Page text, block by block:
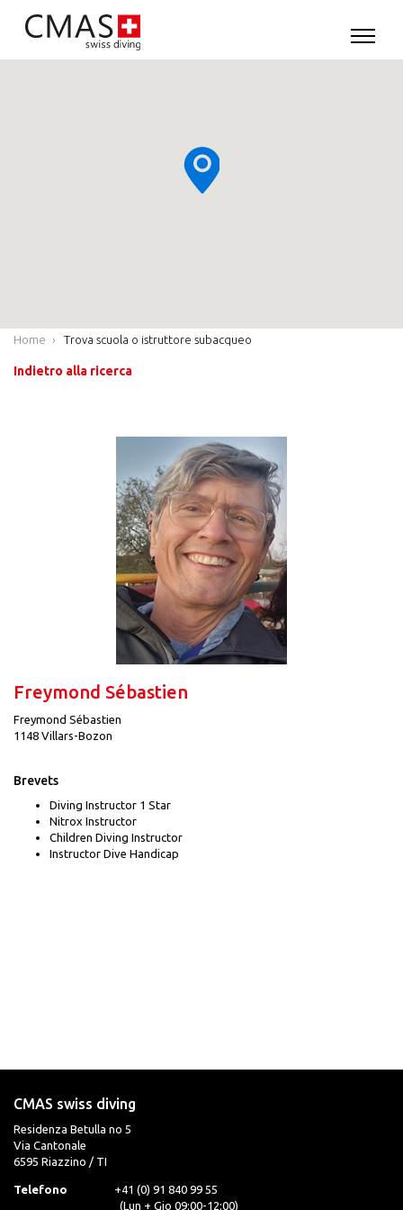
Home Trova scuola o istruttore subacqueo
Indietro alla ricerca
Freymond Sébastien
Freymond Sébastien
1148 Villars-Bozon
Brevets
Diving Instructor 1 Star
Nitrox Instructor
Children Diving Instructor
Instructor Dive Handicap
CMAS swiss diving
Residenza Betulla no 5
Via Cantonale
6595 Riazzino / TI
Telefono
+41 (0) 91 840 99 55
(Lun + Gio 09:00-12:00)